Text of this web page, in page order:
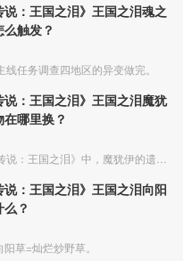
说：王国之泪》王国之泪魂之
触发？
线任务调查四地区的异变做完。
说：王国之泪》王国之泪魔犹
哪里换？
在《塞尔达传说：王国之泪》中，魔犹伊的遗失物可以用于兑换服装奖励，在开启兑换点后，玩家就能用魔犹伊的遗失物兑换不同的面罩和精灵头帽了。
说：王国之泪》王国之泪向阳
？
草=灿烂炒野草。